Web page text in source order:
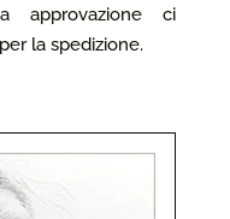
approvazione ci
la spedizione.